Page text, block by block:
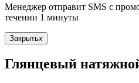
Менеджер отправит SMS с
течении 1 минуты
Закрытьx
Глянцевый